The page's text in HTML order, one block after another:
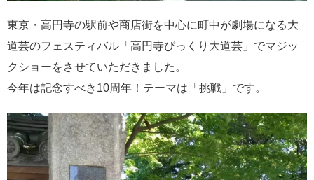
東京・高円寺の駅前や商店街を中心に町中が劇場になる大
道芸のフェスティバル「高円寺びっくり大道芸」でマジッ
クショーをさせていただきました。
今年は記念すべき10周年！テーマは「挑戦」です。